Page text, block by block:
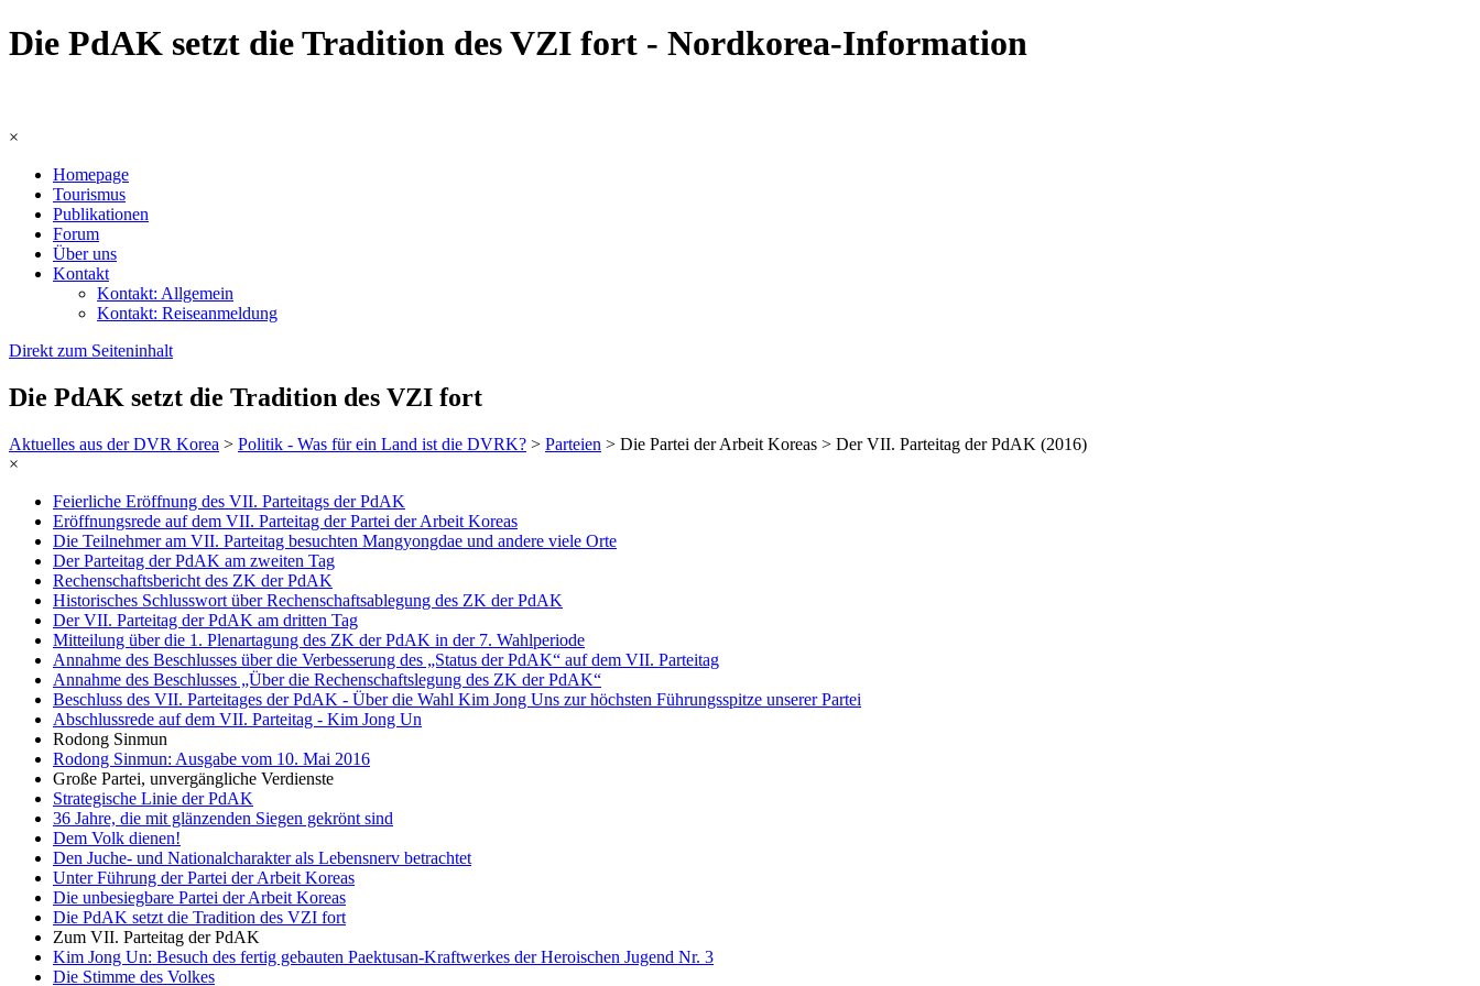
Die PdAK setzt die Tradition des VZI fort - Nordkorea-Information
×
Homepage
Tourismus
Publikationen
Forum
Über uns
Kontakt
Kontakt: Allgemein
Kontakt: Reiseanmeldung
Direkt zum Seiteninhalt
Die PdAK setzt die Tradition des VZI fort
Aktuelles aus der DVR Korea > Politik - Was für ein Land ist die DVRK? > Parteien > Die Partei der Arbeit Koreas > Der VII. Parteitag der PdAK (2016)
×
Feierliche Eröffnung des VII. Parteitags der PdAK
Eröffnungsrede auf dem VII. Parteitag der Partei der Arbeit Koreas
Die Teilnehmer am VII. Parteitag besuchten Mangyongdae und andere viele Orte
Der Parteitag der PdAK am zweiten Tag
Rechenschaftsbericht des ZK der PdAK
Historisches Schlusswort über Rechenschaftsablegung des ZK der PdAK
Der VII. Parteitag der PdAK am dritten Tag
Mitteilung über die 1. Plenartagung des ZK der PdAK in der 7. Wahlperiode
Annahme des Beschlusses über die Verbesserung des „Status der PdAK“ auf dem VII. Parteitag
Annahme des Beschlusses „Über die Rechenschaftslegung des ZK der PdAK“
Beschluss des VII. Parteitages der PdAK - Über die Wahl Kim Jong Uns zur höchsten Führungsspitze unserer Partei
Abschlussrede auf dem VII. Parteitag - Kim Jong Un
Rodong Sinmun
Rodong Sinmun: Ausgabe vom 10. Mai 2016
Große Partei, unvergängliche Verdienste
Strategische Linie der PdAK
36 Jahre, die mit glänzenden Siegen gekrönt sind
Dem Volk dienen!
Den Juche- und Nationalcharakter als Lebensnerv betrachtet
Unter Führung der Partei der Arbeit Koreas
Die unbesiegbare Partei der Arbeit Koreas
Die PdAK setzt die Tradition des VZI fort
Zum VII. Parteitag der PdAK
Kim Jong Un: Besuch des fertig gebauten Paektusan-Kraftwerkes der Heroischen Jugend Nr. 3
Die Stimme des Volkes